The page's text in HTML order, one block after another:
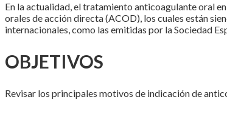
En la actualidad, el tratamiento anticoagulante oral
orales de acción directa (ACOD), los cuales están
internacionales, como las emitidas por la Sociedad
OBJETIVOS
Revisar los principales motivos de indicación de